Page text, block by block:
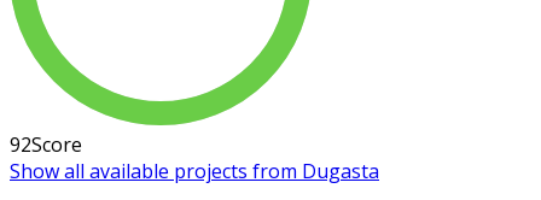
92Score
Show all available projects from Dugasta